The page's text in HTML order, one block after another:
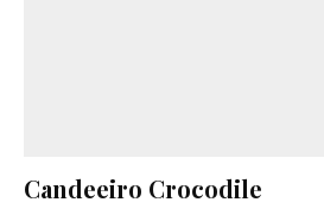
Candeeiro Crocodile